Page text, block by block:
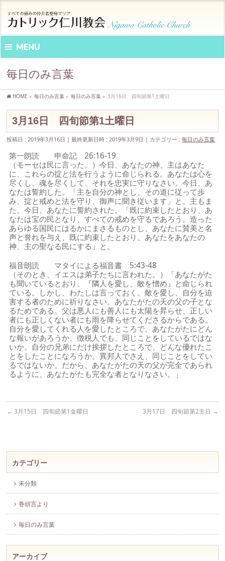
MENU
毎日のみ言葉
HOME » 毎日のみ言葉 » 毎日のみ言葉 » 3月16日 四旬節第1土曜日
3月16日 四旬節第1土曜日
投稿日 : 2019年3月16日 最終更新日時 : 2019年3月9日 カテゴリー :毎日のみ言葉
第一朗読 申命記 26:16-19
（モーセは民に言った。）今日、あなたの神、主はあなた
に、これらの掟と法を行うように命じられる。あなたは心を
尽くし、魂を尽くして、それを忠実に守りなさい。今日、あ
なたは誓約した。「主を自分の神とし、その道に従って歩
み、掟と戒めと法を守り、御声に聞き従います」と。主もま
た、今日、あなたに誓約された。「既に約束したとおり、あ
なたは宝の民となり、すべての戒めを守るであろう。造った
あらゆる国民にはるかにまさるものとし、あなたに賛美と名
声と誉れを与え、既に約束したとおり、あなたをあなたの
神、主の聖なる民にする」と。
福音朗読 マタイによる福音書 5:43-48
（そのとき、イエスは弟子たちに言われた。）「あなたがた
も聞いているとおり、『隣人を愛し、敵を憎め』と命じられ
ている。しかし、わたしは言っておく。敵を愛し、自分を迫
害する者のために祈りなさい。あなたがたの天の父の子とな
るためである。父は悪人にも善人にも太陽を昇らせ、正しい
者にも正しくない者にも雨を降らせてくださるからである。
自分を愛してくれる人を愛したところで、あなたがたにどん
な報いがあろうか。徴税人でも、同じことをしているではな
いか。自分の兄弟にだけ挨拶したところで、どんな優れたこ
とをしたことになろうか。異邦人でさえ、同じことをしてい
るではないか。だから、あなたがたの天の父が完全であられ
るように、あなたがたも完全な者となりなさい。」
← 3月15日 四旬節第1金曜日 3月17日 四旬節第2主日 →
カテゴリー
未分類
巻頭言より
毎日のみ言葉
アーカイブ